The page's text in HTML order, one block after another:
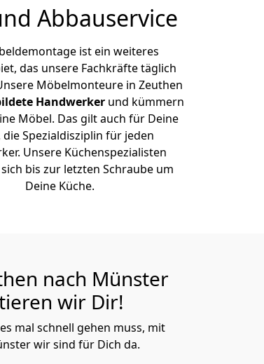
Abbauservice
ist ein weiteres
das unsere Fachkräfte täglich
Möbelmonteure in Zeuthen
Handwerker und kümmern
Möbel. Das gilt auch für Deine
die Spezialdisziplin für jeden
Unsere Küchenspezialisten
bis zur letzten Schraube um
Deine Küche.
nach Münster
wir Dir!
mal schnell gehen muss, mit
wir sind für Dich da.